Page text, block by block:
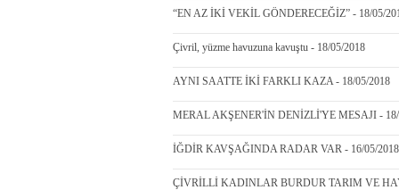
“EN AZ İKİ VEKİL GÖNDERECEĞİZ” - 18/05/
Çivril, yüzme havuzuna kavuştu - 18/05/2018
AYNI SAATTE İKİ FARKLI KAZA - 18/05/2018
MERAL AKŞENER'İN DENİZLİ'YE MESAJI - 18/
İĞDİR KAVŞAĞINDA RADAR VAR - 16/05/2018
ÇİVRİLLİ KADINLAR BURDUR TARIM VE